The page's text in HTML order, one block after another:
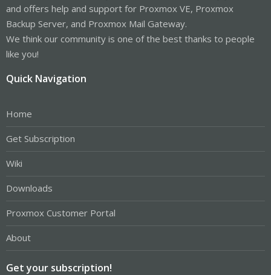
and offers help and support for Proxmox VE, Proxmox
Backup Server, and Proxmox Mail Gateway.
We think our community is one of the best thanks to people
like you!
Quick Navigation
Home
Get Subscription
Wiki
Downloads
Proxmox Customer Portal
About
Get your subscription!